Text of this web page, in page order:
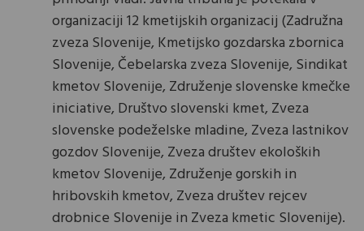
organizaciji 12 kmetijskih organizacij (Zadružna
zveza Slovenije, Kmetijsko gozdarska zbornica
Slovenije, Čebelarska zveza Slovenije, Sindikat
kmetov Slovenije, Združenje slovenske kmečke
iniciative, Društvo slovenski kmet, Zveza
slovenske podeželske mladine, Zveza lastnikov
gozdov Slovenije, Zveza društev ekoloških
kmetov Slovenije, Združenje gorskih in
hribovskih kmetov, Zveza društev rejcev
drobnice Slovenije in Zveza kmetic Slovenije).